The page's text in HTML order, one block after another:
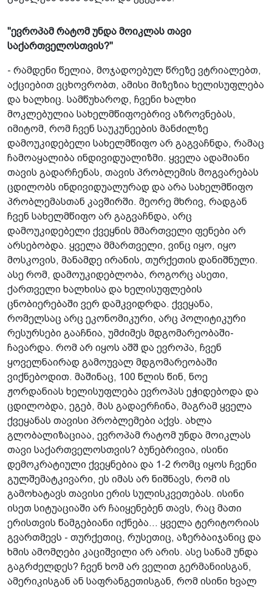
"ევროპამ რატომ უნდა მოიკლას თავი
საქართველოსთვის?"
- რამდენი წელია, მოჯადოებულ წრეზე­ ვტრიალებთ,
აქციებით ვცხოვრობთ,­ ამისი მიზეზია ხელისუფლება
და ხალხიც. სამწუხაროდ, ჩვენი ხალხი
მოკლებულია სახელმწიფოებრივ აზროვნებას,
იმიტომ, რომ ჩვენ საუკუნეების მანძილზე
დამოუკიდებელი სახელმწიფო არ გაგვაჩნდა, რამაც
ჩამოაყალიბა ინდივიდუალიზმი. ყველა­ ადამიანი
თავის გადარჩენას, თავის პრობლემის მოგვარებას
ცდილობს ინდივიდუალურად და არა სახელმწიფო
პრობლემასთან კავშირში. მეორე მხრივ, რადგან
ჩვენ სახელმწიფო არ გაგვაჩნდა, არც
დამოუკიდებელი ქვეყნის მმართველი ფენები არ
არსებობდა. ყველა მმართველი, ვინც იყო, იყო
მოსკოვის, მანამდე ირანის, თურქეთის­ დანიშნული.
ასე რომ, დამოუკიდებლობა, როგორც ასეთი,
ქართველი ხალხისა და ხელისუფლების
ცნობიერებაში ვერ დამკვიდრდა. ქვეყანა,
რომელსაც არც ეკონომიკური, არც პოლიტიკური
რესურსები გააჩნია, უმძიმეს მდგომარეობაში­
ჩავარდა. რომ არ იყოს აშშ და ევროპა, ჩვენ
ყოველნაირად გამოუვალ მდგომარეობაში
ვიქნებოდით. მაშინაც, 100 წლის წინ, ნოე
ჟორდანიას ხელისუფლება ევროპას ეჭიდებოდა და
ცდილობდა, ეგებ, მას გადაერჩინა, მაგრამ ყველა
ქვეყანას თავისი პრობლემები აქვს. ახლა
გლობალიზაციაა, ევროპამ რატომ უნდა მოიკლას
თავი საქართველოსთვის? ბუნებრივია, ისინი
დემოკრატიული ქვეყნებია და 1-2 რომც იყოს ჩვენი
გულშემატკივარი, ეს იმას არ ნიშნავს, რომ ის
გამოხატავს თავისი ერის სულისკვეთებას. ისინი
ისეთ სიტუაციაში არ ჩაიყენებენ თავს, რაც მათი
ერისთვის წამგებიანი იქნება... ყველა ტერიტორიას
გვართმევს - თურქეთიც, რუსეთიც, აზერბაიჯანიც და
ხმის ამომღები კაციშვილი არ არის. ასე სანამ უნდა
გაგრძელდეს? ჩვენ ხომ არ ველით გერმანიისგან,
ამერიკისგან ან საფრანგეთისგან, რომ ისინი ხვალ